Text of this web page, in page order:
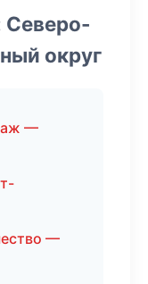
Северо-
округ
—
—